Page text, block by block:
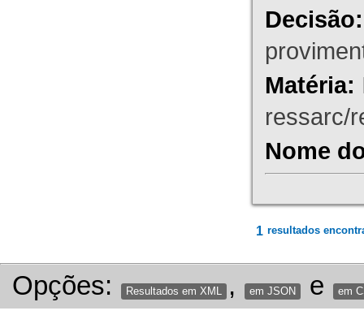
Decisão:
Matéria:
ressarc/
Nome
1 resultados
Opções: Resultados em XML , em JSON e em